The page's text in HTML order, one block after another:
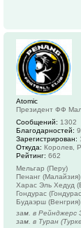
Atomic
Президент ФФ
Сообщений: 1302
Благодарностей:
Зарегистрирован:
Откуда: Королев,
Рейтинг: 662
Мельгар (Перу)
Пенанг (Малайзия)
Харас Эль Хедуд
Гондурас
Будаэрш (Венгрия)
зам. в Рейнджерс
зам. в Туран